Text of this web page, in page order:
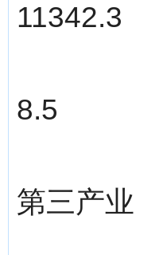
11342.3
8.5
第三产业